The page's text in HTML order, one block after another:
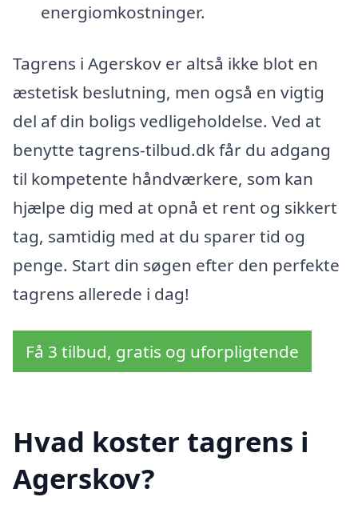
energiomkostninger.
Tagrens i Agerskov er altså ikke blot en
æstetisk beslutning, men også en vigtig
del af din boligs vedligeholdelse. Ved at
benytte tagrens-tilbud.dk får du adgang
til kompetente håndværkere, som kan
hjælpe dig med at opnå et rent og sikkert
tag, samtidig med at du sparer tid og
penge. Start din søgen efter den perfekte
tagrens allerede i dag!
Få 3 tilbud, gratis og uforpligtende
Hvad koster tagrens i
Agerskov?